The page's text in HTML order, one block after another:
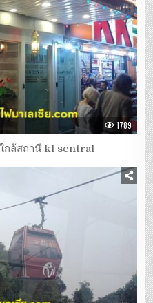
1789
กล้สถานี kl sentral